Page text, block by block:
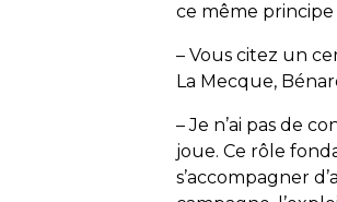
ce même principe
– Vous citez un
La Mecque,
– Je n’ai pas de
joue. Ce rôle
s’accompagner